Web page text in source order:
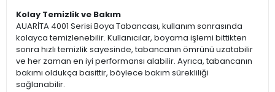
Kolay Temizlik ve Bakım
AUARİTA 4001 Serisi Boya Tabancası, kullanım sonrasında
kolayca temizlenebilir. Kullanıcılar, boyama işlemi bittikten
sonra hızlı temizlik sayesinde, tabancanın ömrünü uzatabilir
ve her zaman en iyi performansı alabilir. Ayrıca, tabancanın
bakımı oldukça basittir, böylece bakım sürekliliği
sağlanabilir.